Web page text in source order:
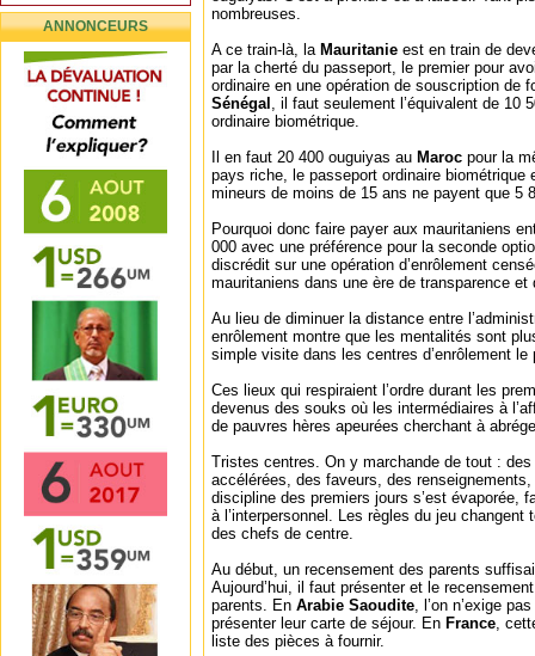
ANNONCEURS
nombreuses.
A ce train-là, la Mauritanie est en train de
par la cherté du passeport, le premier pour
ordinaire en une opération de souscription de
Sénégal , il faut seulement l’équivalent de 10
ordinaire biométrique.
Il en faut 20 400 ouguiyas au Maroc pour la
pays riche, le passeport ordinaire biométrique
mineurs de moins de 15 ans ne payent que 5
Pourquoi donc faire payer aux mauritaniens
000 avec une préférence pour la seconde
discrédit sur une opération d’enrôlement
mauritaniens dans une ère de transparence et
Au lieu de diminuer la distance entre
enrôlement montre que les mentalités sont
simple visite dans les centres d’enrôlement le
Ces lieux qui respiraient l’ordre durant les
devenus des souks où les intermédiaires à
de pauvres hères apeurées cherchant à
Tristes centres. On y marchande de tout :
accélérées, des faveurs, des
discipline des premiers jours s’est évaporée,
à l’interpersonnel. Les règles du jeu changent
des chefs de centre.
Au début, un recensement des parents
Aujourd’hui, il faut présenter et le
parents. En Arabie Saoudite, l’on n’exige
présenter leur carte de séjour. En France,
liste des pièces à fournir.